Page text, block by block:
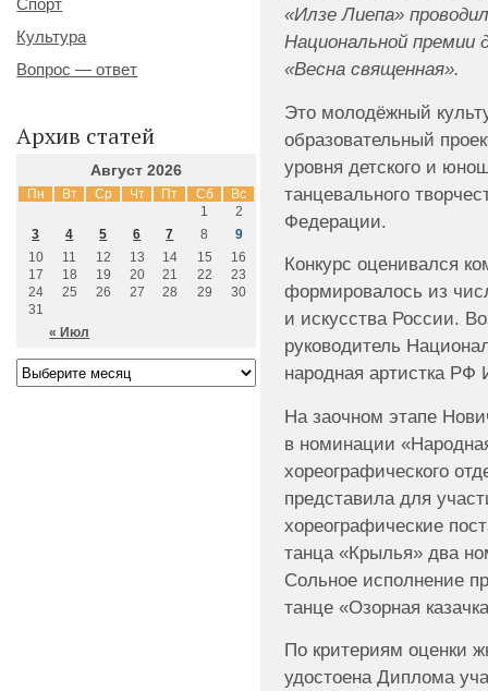
«Илзе Лиепа»
Национальной премии
«Весна священная».
Это молодёжный
образовательный
уровня детского и
танцевального
Федерации.
Конкурс оценивался
формировалось из
и искусства России.
руководитель
народная артистка РФ
На заочном этапе
в номинации
хореографического
представила для
хореографические
танца «Крылья» два
Сольное исполнение
танце «Озорная
По критериям оценки
удостоена Диплома
Спорт
Культура
Вопрос — ответ
Архив статей
Август 2026
Пн Вт Ср Чт Пт Сб Вс
« Июл
1
2
3
4 5 6 7 8
9
10
11 12 13 14 15
16
17
18 19 20 21 22
23
24
25 26 27 28 29
30
31